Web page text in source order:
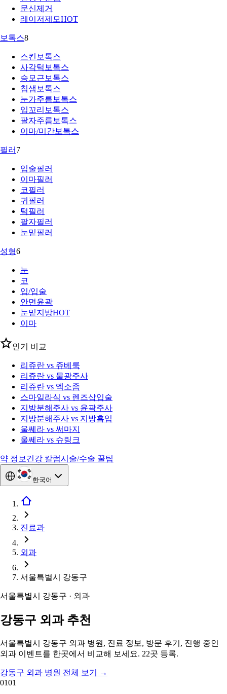
문신제거
레이저제모HOT
보톡스8
스킨보톡스
사각턱보톡스
승모근보톡스
침샘보톡스
눈가주름보톡스
입꼬리보톡스
팔자주름보톡스
이마/미간보톡스
필러 7
입술필러
이마필러
코필러
귀필러
턱필러
팔자필러
눈밑필러
성형6
눈
코
입/입술
안면윤곽
눈밑지방HOT
이마
인기 비교
리쥬란 vs 쥬베룩
리쥬란 vs 물광주사
리쥬란 vs 엑소좀
스마일라식 vs 렌즈삽입술
지방분해주사 vs 윤곽주사
지방분해주사 vs 지방흡입
울쎄라 vs 써마지
울쎄라 vs 슈링크
약 정보 건강 칼럼시술/수술 꿀팁
한국어
진료과
외과
서울특별시 강동구
서울특별시 강동구 · 외과
강동구 외과 추천
서울특별시 강동구 외과 병원, 진료 정보, 방문 후기, 진행 중인
외과 이벤트를 한곳에서 비교해 보세요. 22곳 등록.
강동구 외과 병원 전체 보기
→
0101